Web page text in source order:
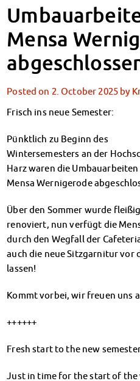
Widerspruchstelle
BAföG FAQs
Documents
Contacts & Office Hours
BAföG-Talk und -
Climate-conscious eating
Campus Catering
CanteenFeedback
Contact Persons
Accommodation
Dormitories at a glance
Dormitories in Magdeburg
Dormitories in
Dormitory application &
WITH each other – FOR each
Damage report
Documents
Contact Persons:
Social counselling
Mensa
Posted on 2. October 2025 by
Frisch ins neue Semester:
Pünktlich zu Beginn des
Wintersemesters an der
Harz waren die
Mensa Wernigerode
Über den Sommer wurde fleißig
renoviert, nun verfügt die
durch den Wegfall der
auch die neue Sitzgarnitur vor
lassen!
Kommt vorbei, wir freuen uns
++++++
Fresh start to the new
Just in time for the start of